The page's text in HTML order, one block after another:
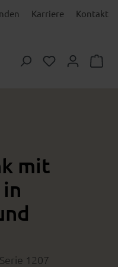
Karriere Kontakt
Du hast 0
mit
1207